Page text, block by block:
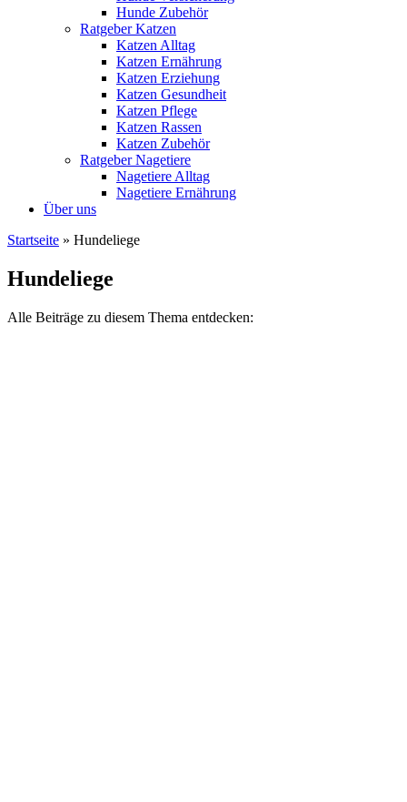
Hunde Zubehör
Ratgeber Katzen
Katzen Alltag
Katzen Ernährung
Katzen Erziehung
Katzen Gesundheit
Katzen Pflege
Katzen Rassen
Katzen Zubehör
Ratgeber Nagetiere
Nagetiere Alltag
Nagetiere Ernährung
Über uns
Startseite » Hundeliege
Hundeliege
Alle Beiträge zu diesem Thema entdecken: